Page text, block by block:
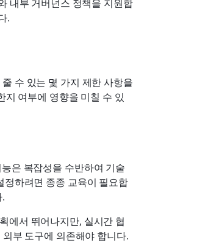
내부 거버넌스 정책을 지원합
.
수 있는 몇 가지 제한 사항을
여부에 영향을 미칠 수 있
은 복잡성을 수반하여 기술
정하려면 종종 교육이 필요합
서 뛰어나지만, 실시간 협
부 도구에 의존해야 합니다.